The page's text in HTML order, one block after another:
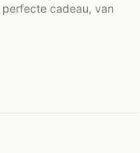
cadeau, van